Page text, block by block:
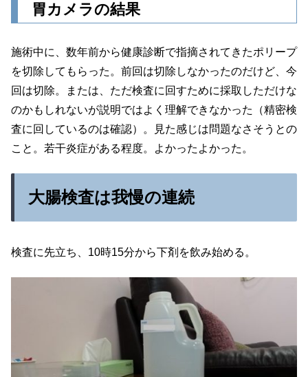
胃カメラの結果
施術中に、数年前から健康診断で指摘されてきたポリープ
を切除してもらった。前回は切除しなかったのだけど、今
回は切除。または、ただ検査に回すために採取しただけな
のかもしれないが説明ではよく理解できなかった（精密検
査に回しているのは確認）。見た感じは問題なさそうとの
こと。若干炎症がある程度。よかったよかった。
大腸検査は我慢の連続
検査に先立ち、10時15分から下剤を飲み始める。